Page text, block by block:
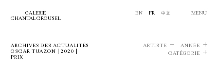
GALERIE
CHANTAL CROUSEL
EN FR 中文 MENU
ARCHIVES DES ACTUALITÉS
OSCAR TUAZON | 2020 |
PRIX
ARTISTE
ANNÉE
CATÉGORIE